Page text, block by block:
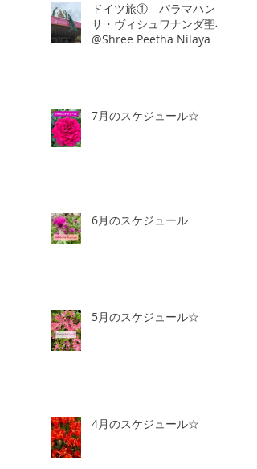
ドイツ旅① パラマハン
サ・ヴィシュワナンダ聖者
@Shree Peetha Nilaya
7月のスケジュール☆
6月のスケジュール
5月のスケジュール☆
4月のスケジュール☆